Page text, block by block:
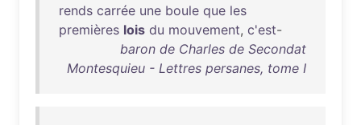
rends carrée une boule que les
premières lois du mouvement, c'est-
baron de Charles de Secondat
Montesquieu - Lettres persanes, tome I